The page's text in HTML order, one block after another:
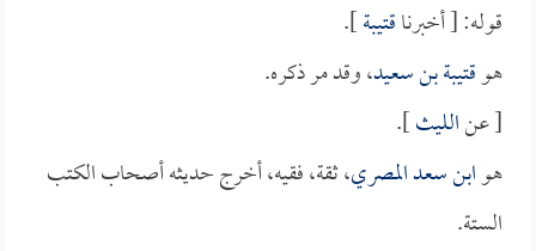
قوله: [ أخبرناقتيبة].
هوقتيبة بن سعيد، وقد مر ذكره.
[ عنالليث].
هوابن سعد المصري، ثقة، فقيه، أخرج حديثه أصحاب الكتب
الستة.